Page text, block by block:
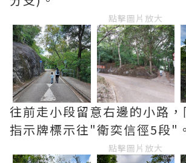
點擊圖片放大
往前走小段留意右邊的小路
指示牌標示往"衛奕信徑5段"。
點擊圖片放大